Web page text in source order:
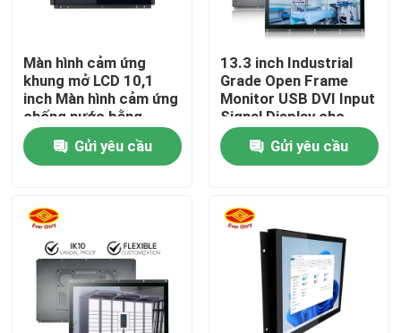
Nhà
Sản phẩm
Về chúng tôi
Tham quan nhà máy
Màn hình cảm ứng
khung mở LCD 10,1
inch Màn hình cảm ứng
chống nước bằng
chứng vân tay
Gửi yêu cầu
13.3 inch Industrial
Grade Open Frame
Monitor USB DVI Input
Signal Display cho
nhiệt độ cực cao
Gửi yêu cầu